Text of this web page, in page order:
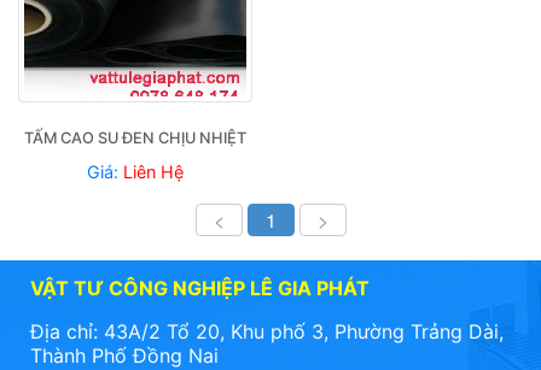
TẤM CAO SU ĐEN CHỊU NHIỆT
Giá: Liên Hệ
< 1 >
VẬT TƯ CÔNG NGHIỆP LÊ GIA PHÁT
Địa chỉ: 43A/2 Tổ 20, Khu phố 3, Phường Trảng Dài,
Thành Phố Đồng Nai